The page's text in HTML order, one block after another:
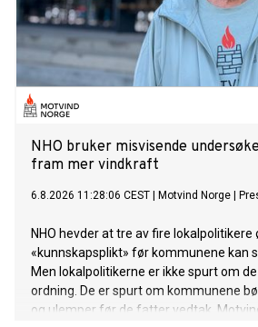
NHO bruker misvisende
fram mer vindkraft
6.8.2026 11:28:06 CEST Motvind Norge
NHO hevder at tre av fire lokalpolitikere
«kunnskapsplikt» før kommunene kan
Men lokalpolitikerne er ikke spurt om
ordning. De er spurt om kommunene
og ulemper før de fatter vedtak.